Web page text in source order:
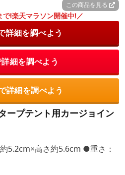
この商品を見る
!楽天マラソン開催中!／
詳細を調べよう
細を調べよう
詳細を調べよう
プテント用カージョイン
5.2cm×高さ約5.6cm ●重さ：